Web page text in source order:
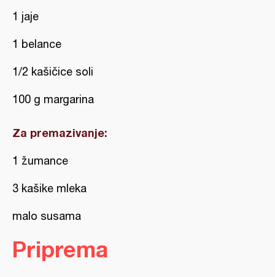
1 jaje
1 belance
1/2 kašičice soli
100 g margarina
Za premazivanje:
1 žumance
3 kašike mleka
malo susama
Priprema